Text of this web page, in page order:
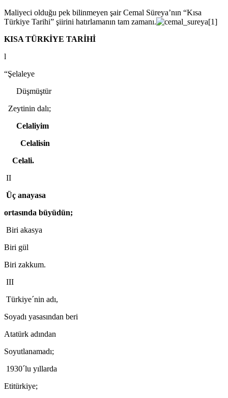
Maliyeci olduğu pek bilinmeyen şair Cemal Süreya’nın “Kısa
Türkiye Tarihi” şiirini hatırlamanın tam zamanı.
KISA TÜRKİYE TARİHİ
l
“Şelaleye
Düşmüştür
Zeytinin dalı;
Celaliyim
Celalisin
Celali.
II
Üç anayasa
ortasında büyüdün;
Biri akasya
Biri gül
Biri zakkum.
III
Türkiye´nin adı,
Soyadı yasasından beri
Atatürk adından
Soyutlanamadı;
1930´lu yıllarda
Etitürkiye;